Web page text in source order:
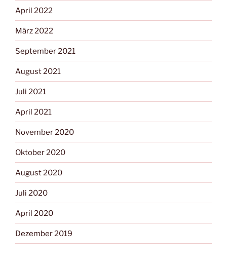
April 2022
März 2022
September 2021
August 2021
Juli 2021
April 2021
November 2020
Oktober 2020
August 2020
Juli 2020
April 2020
Dezember 2019